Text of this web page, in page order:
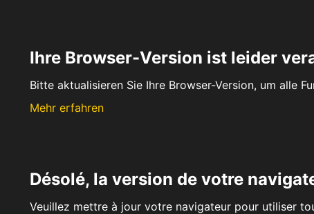
Ihre Browser-Version ist leider
Bitte aktualisieren Sie Ihre Browser-Version, um alle
Mehr erfahren
Désolé, la version de votre
Veuillez mettre à jour votre navigateur pour utiliser